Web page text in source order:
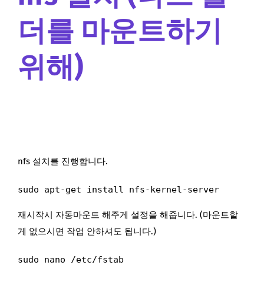
더를 마운트하기
위해)
nfs 설치를 진행합니다.
sudo apt-get install nfs-kernel-server
재시작시 자동마운트 해주게 설정을 해줍니다. (마운트할
게 없으시면 작업 안하셔도 됩니다.)
sudo nano /etc/fstab